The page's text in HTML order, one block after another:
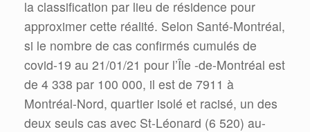
la classification par lieu de résidence pour
approximer cette réalité. Selon Santé-Montréal,
si le nombre de cas confirmés cumulés de
covid-19 au 21/01/21 pour l’Île -de-Montréal est
de 4 338 par 100 000, il est de 7911 à
Montréal-Nord, quartier isolé et racisé, un des
deux seuls cas avec St-Léonard (6 520) au-